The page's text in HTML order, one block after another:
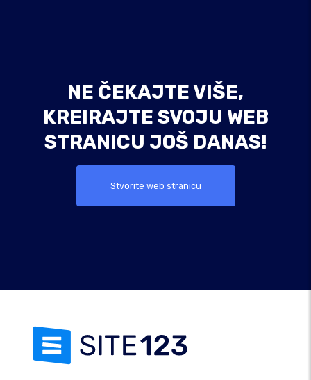
NE ČEKAJTE VIŠE,
KREIRAJTE SVOJU WEB
STRANICU JOŠ DANAS!
Stvorite web stranicu